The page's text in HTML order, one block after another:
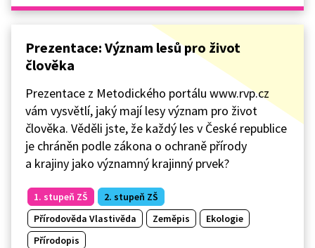
Prezentace: Význam lesů pro život
člověka
Prezentace z Metodického portálu www.rvp.cz
vám vysvětlí, jaký mají lesy význam pro život
člověka. Věděli jste, že každý les v České republice
je chráněn podle zákona o ochraně přírody
a krajiny jako významný krajinný prvek?
1. stupeň ZŠ
2. stupeň ZŠ
Přírodověda Vlastivěda
Zeměpis
Ekologie
Přírodopis